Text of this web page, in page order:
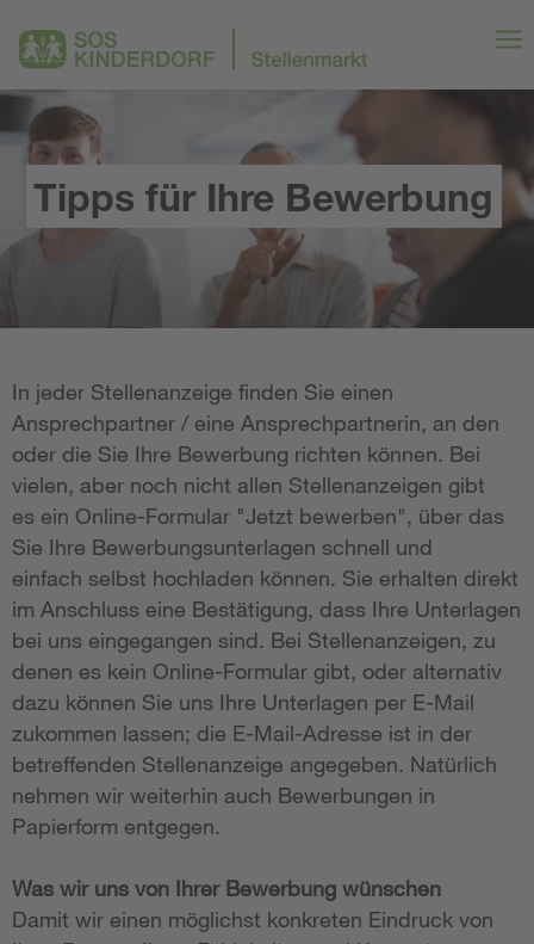
Tipps für Ihre Bewerbung
In jeder Stellenanzeige finden Sie einen
Ansprechpartner / eine Ansprechpartnerin, an den
oder die Sie Ihre Bewerbung richten können. Bei
vielen, aber noch nicht allen Stellenanzeigen gibt
es ein Online-Formular "Jetzt bewerben", über das
Sie Ihre Bewerbungsunterlagen schnell und
einfach selbst hochladen können. Sie erhalten direkt
im Anschluss eine Bestätigung, dass Ihre Unterlagen
bei uns eingegangen sind. Bei Stellenanzeigen, zu
denen es kein Online-Formular gibt, oder alternativ
dazu können Sie uns Ihre Unterlagen per E-Mail
zukommen lassen; die E-Mail-Adresse ist in der
betreffenden Stellenanzeige angegeben. Natürlich
nehmen wir weiterhin auch Bewerbungen in
Papierform entgegen.
Was wir uns von Ihrer Bewerbung wünschen
Damit wir einen möglichst konkreten Eindruck von